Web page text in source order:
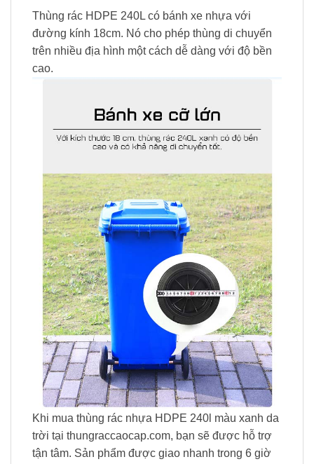
Thùng rác HDPE 240L có bánh xe nhựa với
đường kính 18cm. Nó cho phép thùng di chuyển
trên nhiều địa hình một cách dễ dàng với độ bền
cao.
Khi mua thùng rác nhựa HDPE 240l màu xanh da
trời tại thungraccaocap.com, bạn sẽ được hỗ trợ
tận tâm. Sản phẩm được giao nhanh trong 6 giờ